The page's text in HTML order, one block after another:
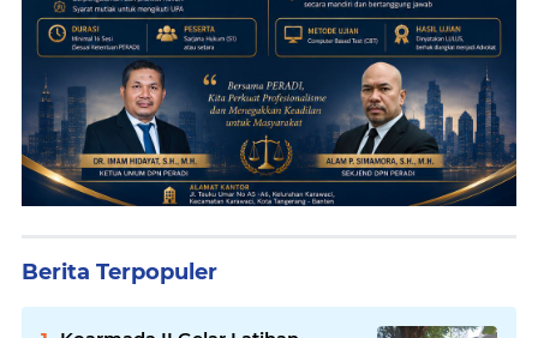
Berita Terpopuler